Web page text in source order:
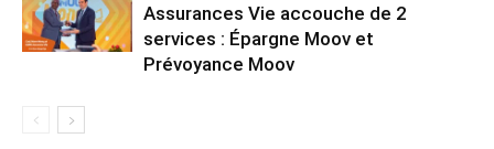
Assurances Vie accouche de 2
services : Épargne Moov et
Prévoyance Moov